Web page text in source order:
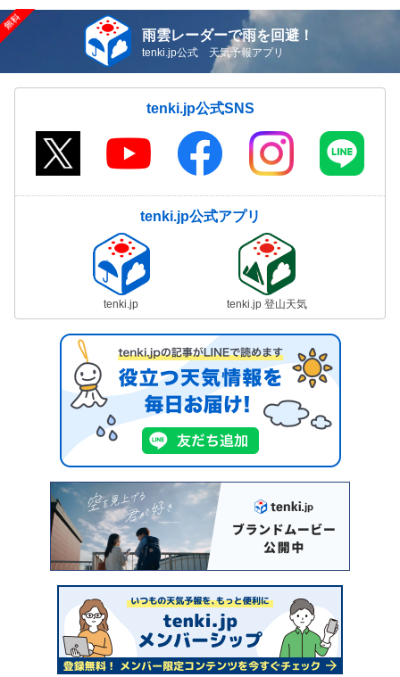
雨雲レーダーで雨を回避！
tenki.jp公式 天気予報アプリ
tenki.jp公式SNS
tenki.jp公式アプリ
tenki.jp tenki.jp 登山天気